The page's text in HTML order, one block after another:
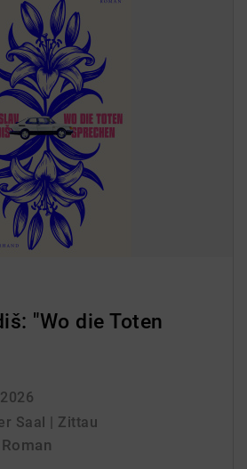
"Wo die Toten
Saal | Zittau